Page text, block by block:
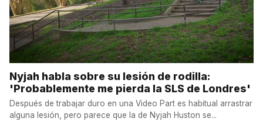
Nyjah habla sobre su lesión de rodilla:
'Probablemente me pierda la SLS de Londres'
Después de trabajar duro en una Video Part es habitual arrastrar
alguna lesión, pero parece que la de Nyjah Huston se...